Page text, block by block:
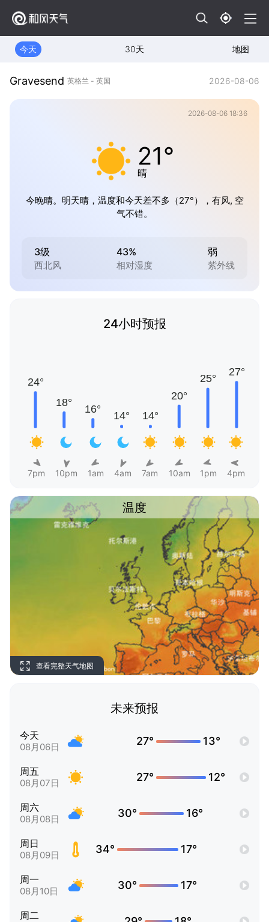
今天 30天 地图
Gravesend 英格兰 - 英国 2026-08-06
2026-08-06 18:36
21°
晴
今晚晴。明天晴，温度和今天差不多（27°），有风, 空
气不错。
3级
西北风
43%
相对湿度
弱
紫外线
24小时预报
7pm 10pm 1am 4am 7am 10am 1pm 4pm
温度
查看完整天气地图
未来预报
今天
08月06日 27° 13°
周五
08月07日 27° 12°
周六
08月08日 30° 16°
周日
08月09日 34° 17°
周一
08月10日 30° 17°
周二